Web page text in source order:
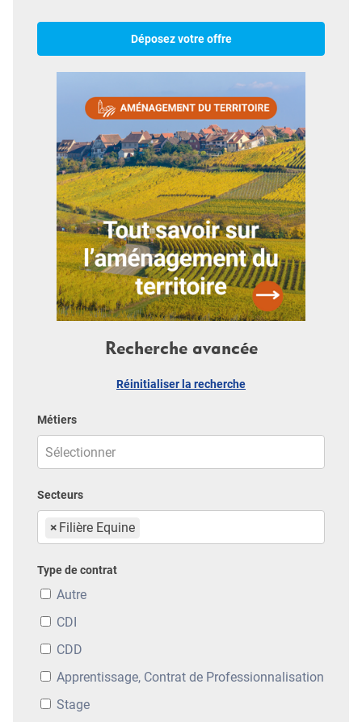
Déposez votre offre
Recherche avancée
Réinitialiser la recherche
Métiers
Secteurs
× Filière Equine
Type de contrat
Autre
CDI
CDD
Apprentissage, Contrat de Professionnalisation
Stage